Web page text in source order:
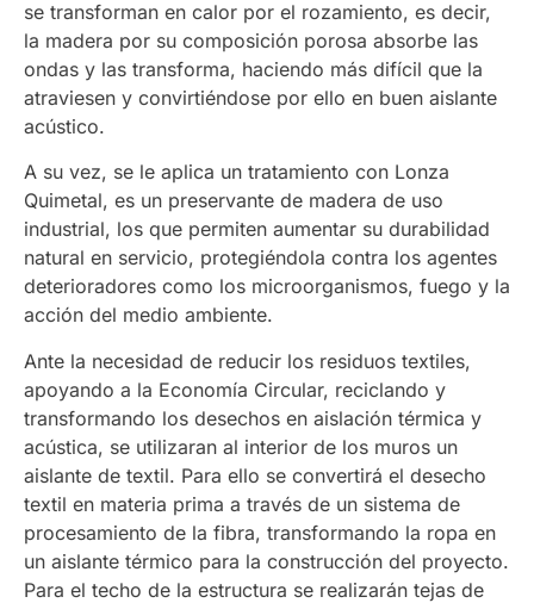
se transforman en calor por el rozamiento, es decir,
la madera por su composición porosa absorbe las
ondas y las transforma, haciendo más difícil que la
atraviesen y convirtiéndose por ello en buen aislante
acústico.
A su vez, se le aplica un tratamiento con Lonza
Quimetal, es un preservante de madera de uso
industrial, los que permiten aumentar su durabilidad
natural en servicio, protegiéndola contra los agentes
deterioradores como los microorganismos, fuego y la
acción del medio ambiente.
Ante la necesidad de reducir los residuos textiles,
apoyando a la Economía Circular, reciclando y
transformando los desechos en aislación térmica y
acústica, se utilizaran al interior de los muros un
aislante de textil. Para ello se convertirá el desecho
textil en materia prima a través de un sistema de
procesamiento de la fibra, transformando la ropa en
un aislante térmico para la construcción del proyecto.
Para el techo de la estructura se realizarán tejas de